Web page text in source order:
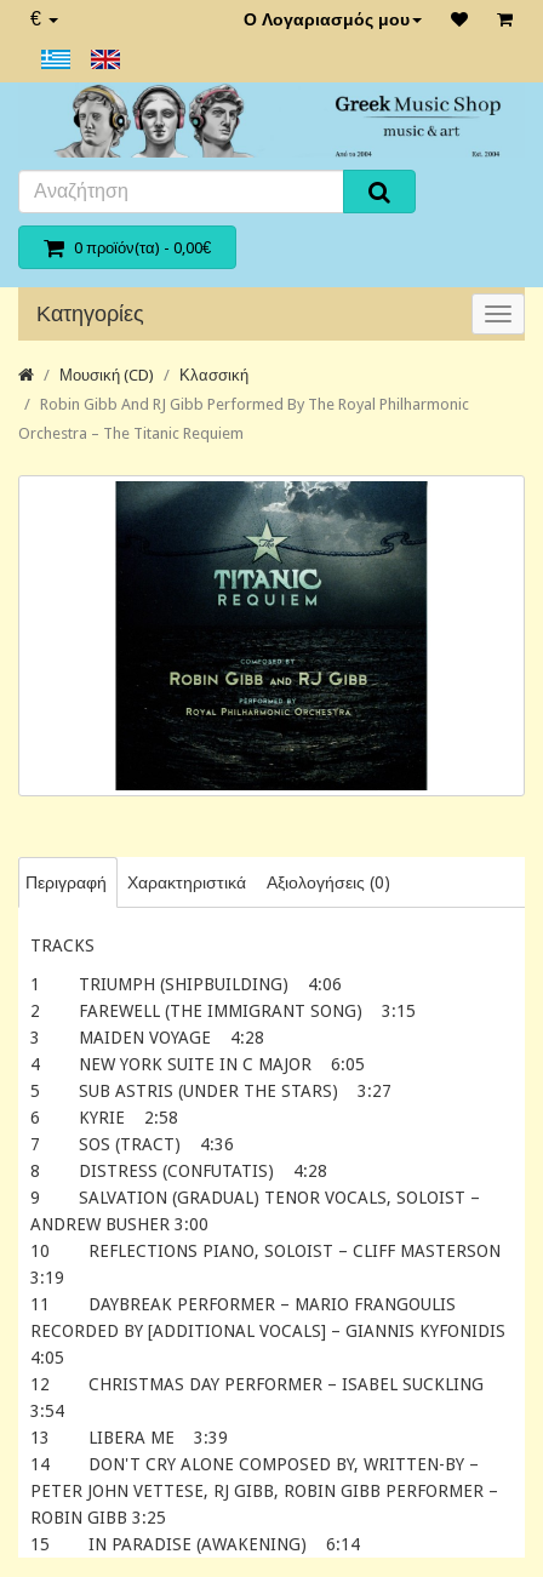
€ Ο Λογαριασμός μου
0 προϊόν(τα) - 0,00€
Κατηγορίες
Μουσική (CD)
Κλασσική
Robin Gibb And RJ Gibb Performed By The Royal Philharmonic
Orchestra – The Titanic Requiem
Περιγραφή Χαρακτηριστικά Αξιολογήσεις (0)
TRACKS
1 TRIUMPH (SHIPBUILDING) 4:06
2 FAREWELL (THE IMMIGRANT SONG) 3:15
3 MAIDEN VOYAGE 4:28
4 NEW YORK SUITE IN C MAJOR 6:05
5 SUB ASTRIS (UNDER THE STARS) 3:27
6 KYRIE 2:58
7 SOS (TRACT) 4:36
8 DISTRESS (CONFUTATIS) 4:28
9 SALVATION (GRADUAL) TENOR VOCALS, SOLOIST –
ANDREW BUSHER 3:00
10 REFLECTIONS PIANO, SOLOIST – CLIFF MASTERSON
3:19
11 DAYBREAK PERFORMER – MARIO FRANGOULIS
RECORDED BY [ADDITIONAL VOCALS] – GIANNIS KYFONIDIS
4:05
12 CHRISTMAS DAY PERFORMER – ISABEL SUCKLING
3:54
13 LIBERA ME 3:39
14 DON'T CRY ALONE COMPOSED BY, WRITTEN-BY –
PETER JOHN VETTESE, RJ GIBB, ROBIN GIBB PERFORMER –
ROBIN GIBB 3:25
15 IN PARADISE (AWAKENING) 6:14